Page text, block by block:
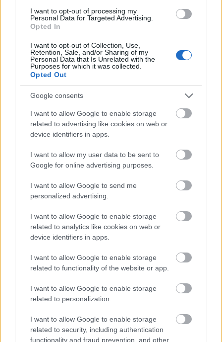
I want to opt-out of processing my
Personal Data for Targeted Advertising.
Opted In
I want to opt-out of Collection, Use,
Retention, Sale, and/or Sharing of my
Personal Data that Is Unrelated with the
Purposes for which it was collected.
Opted Out
Google consents
I want to allow Google to enable storage
related to advertising like cookies on web or
device identifiers in apps.
I want to allow my user data to be sent to
Google for online advertising purposes.
I want to allow Google to send me
personalized advertising.
I want to allow Google to enable storage
related to analytics like cookies on web or
device identifiers in apps.
I want to allow Google to enable storage
related to functionality of the website or app.
I want to allow Google to enable storage
related to personalization.
I want to allow Google to enable storage
related to security, including authentication
functionality and fraud prevention, and other
trebao biti engleski.
(Sjedinjene Američke Države) na vrh. Tada se
Notepad zvao Notepad, a Snipping Tool se ponovno
zvao Snipping Tool, kako se i pretpostavlja ;-)
Pretpostavljam da se to odnosi i na druge jezike, kao
što je pokretanje sustava na danskom i prikaz
Notepada i Snipping Toola na engleskom, ali to
nisam testirao.
opcije za engleski i danski.
Kliknite ili dodirnite sliku za više informacija i veće
rezolucije.
Pretpostavljam da je možda čudno da Danac
na poslu moram koristiti softver na engleskom
jeziku, općenito je lakše tražiti engleske pojmove na